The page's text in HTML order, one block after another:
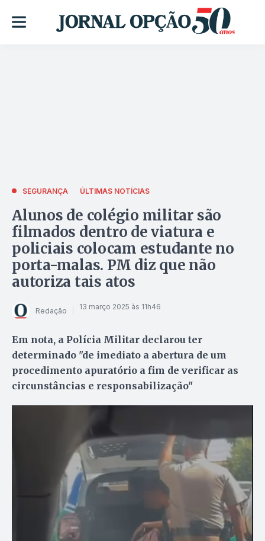
SEGURANÇA ÚLTIMAS NOTÍCIAS
Alunos de colégio militar são
filmados dentro de viatura e
policiais colocam estudante no
porta-malas. PM diz que não
autoriza tais atos
Redação 13 março 2025 às 11h46
Em nota, a Polícia Militar declarou ter
determinado "de imediato a abertura de um
procedimento apuratório a fim de verificar as
circunstâncias e responsabilização"